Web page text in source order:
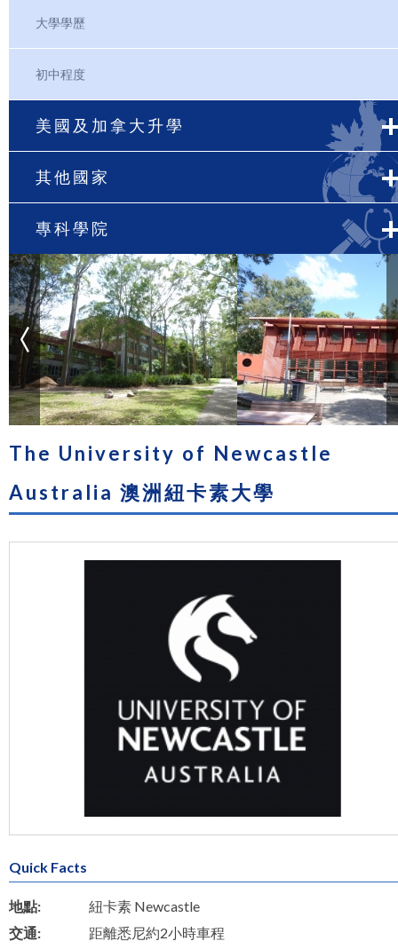
大學學歷
初中程度
美國及加拿大升學
其他國家
專科學院
The University of Newcastle
Australia 澳洲紐卡素大學
Quick Facts
地點:
紐卡素 Newcastle
交通:
距離悉尼約2小時車程